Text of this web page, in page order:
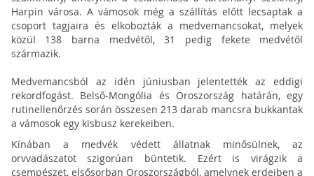
Harpin városa. A vámosok még a szállítás előtt lecsaptak a
csoport tagjaira és elkobozták a medvemancsokat, melyek
közül 138 barna medvétől, 31 pedig fekete medvétől
származik.
Medvemancsból az idén júniusban jelentették az eddigi
rekordfogást. Belső-Mongólia és Oroszország határán, egy
rutinellenőrzés során összesen 213 darab mancsra bukkantak
a vámosok egy kisbusz kerekeiben.
Kínában a medvék védett állatnak minősülnek, az
orvvadászatot szigorúan büntetik. Ezért is virágzik a
csempészet, elsősorban Oroszországból, amelynek erdeiben a